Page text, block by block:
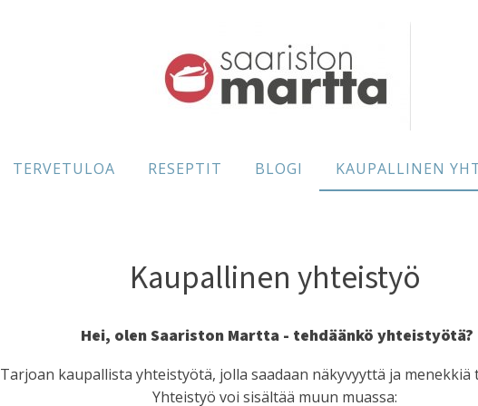
TERVETULOA RESEPTIT BLOGI KAUPALLINEN
Kaupallinen yhteistyö
Hei, olen Saariston Martta - tehdäänkö yhteistyötä?
Tarjoan kaupallista yhteistyötä, jolla saadaan näkyvyyttä ja menekkiä
Yhteistyö voi sisältää muun muassa: